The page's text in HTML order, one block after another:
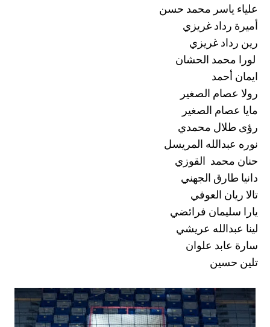
‏علياء ياسر محمد حسن
‏أميرة رداد غريزي
‏رين رداد غريزي
‏ لورا محمد الحشان
‏ايمان أحمد
‏رولا عصام الصغير
‏مايا عصام الصغير
‏رؤى طلال محمدي
‏نوره عبدالله المريسل
‏حنان محمد القوزي
‏دانيا طارق الجهني
‏تالا ريان العوفي
‏يارا سليمان فرائضي
‏لينا عبدالله عريشي
‏سارة عابد علوان
‏تلين حسين